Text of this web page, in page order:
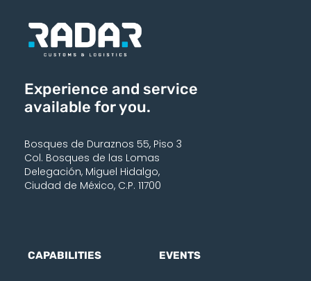
Experience and service
available for you.
Bosques de Duraznos 55, Piso 3
Col. Bosques de las Lomas
Delegación, Miguel Hidalgo,
Ciudad de México, C.P. 11700
CAPABILITIES EVENTS